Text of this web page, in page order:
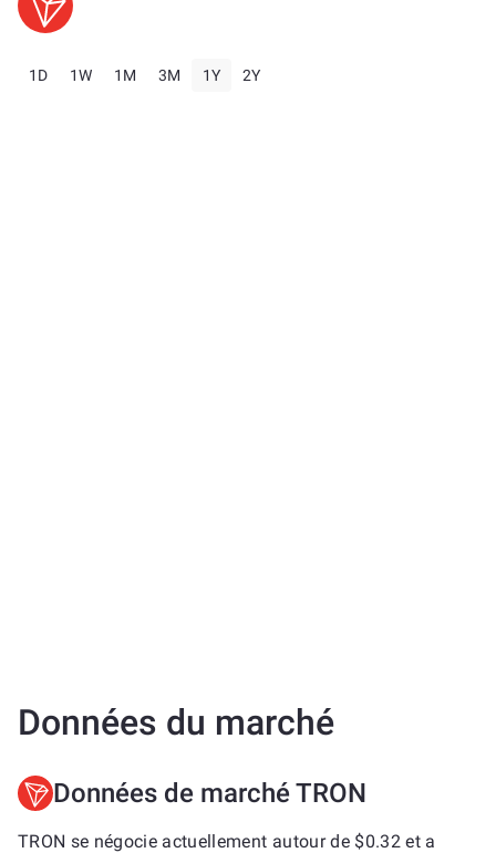
1D 1W 1M 3M 1Y 2Y
Données du marché
Données de marché TRON
TRON se négocie actuellement autour de $0.32 et a